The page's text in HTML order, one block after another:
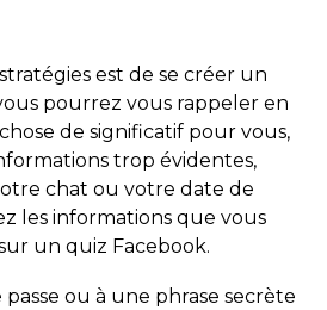
est de se créer un
pourrez vous rappeler en
de significatif pour vous,
trop évidentes,
chat ou votre date de
les informations que vous
un quiz Facebook.
ou à une phrase secrète